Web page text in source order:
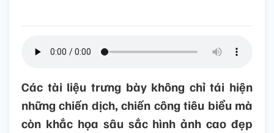
Các tài liệu trưng bày không chỉ tái hiện
những chiến dịch, chiến công tiêu biểu mà
còn khắc họa sâu sắc hình ảnh cao đẹp